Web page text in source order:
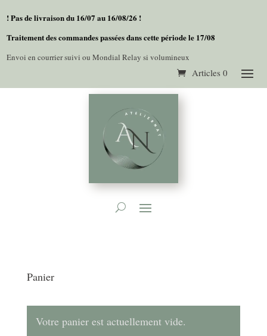
! Pas de livraison du 16/07 au 16/08/26 !
Traitement des commandes passées dans cette période le 17/08
Envoi en courrier suivi ou Mondial Relay si volumineux
Articles 0
Panier
Votre panier est actuellement vide.